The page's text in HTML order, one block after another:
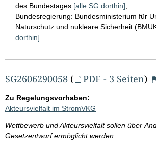
des Bundestages [alle SG dorthin];
Bundesregierung: Bundesministerium für
Naturschutz und nukleare Sicherheit
dorthin]
SG2606290058 ( PDF - 3 Seiten)
Zu Regelungsvorhaben:
Akteursvielfalt im StromVKG
Wettbewerb und Akteursvielfalt sollen über
Gesetzentwurf ermöglicht werden